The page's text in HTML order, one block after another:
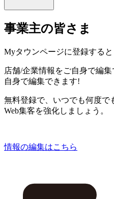
事業主の皆さま
Myタウンページに登録すると
店舗/企業情報をご自身で編
自身で編集できます!
無料登録で、いつでも何度で
Web集客を強化しましょう。
情報の編集はこちら